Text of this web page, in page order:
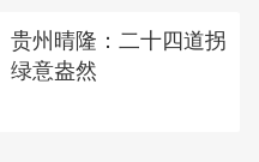
贵州晴隆：二十四道拐
绿意盎然